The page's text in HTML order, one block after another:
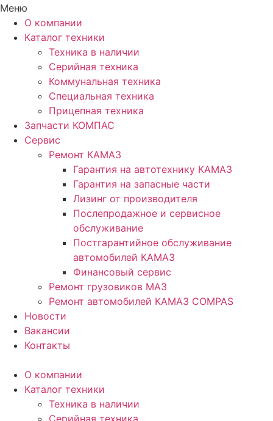
Меню
О компании
Каталог техники
Техника в наличии
Серийная техника
Коммунальная техника
Специальная техника
Прицепная техника
Запчасти КОМПАС
Сервис
Ремонт КАМАЗ
Гарантия на автотехнику КАМАЗ
Гарантия на запасные части
Лизинг от производителя
Послепродажное и сервисное
обслуживание
Постгарантийное обслуживание
автомобилей КАМАЗ
Финансовый сервис
Ремонт грузовиков МАЗ
Ремонт автомобилей КАМАЗ COMPAS
Новости
Вакансии
Контакты
О компании
Каталог техники
Техника в наличии
Серийная техника